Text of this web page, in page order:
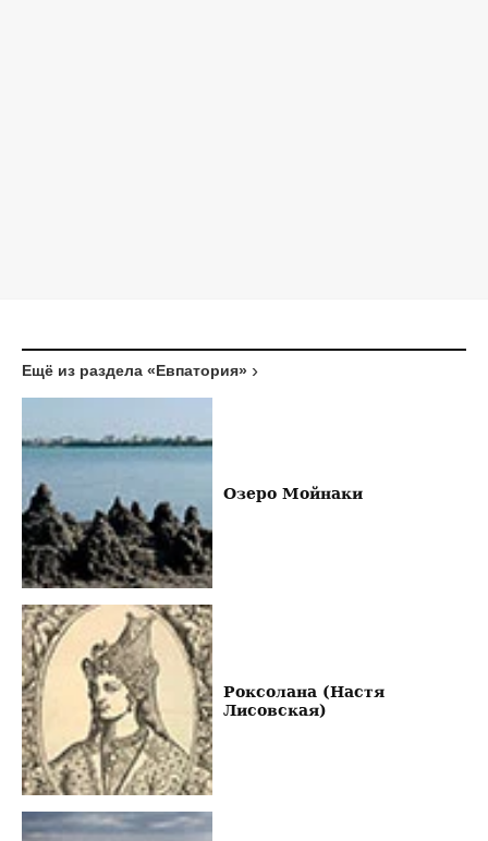
Ещё из раздела «Евпатория»
Озеро Мойнаки
Роксолана (Настя
Лисовская)